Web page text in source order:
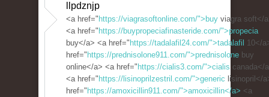
llpdznjp
<a href=" https://viagrasoftonline.com/">buy viagra soft</
<a href=" https://buypropeciafinasteride.com/">propecia
buy</a> <a href=" https://tadalafil24.com/">tadalafil 10</
href=" https://prednisolone911.com/">prednisolone buy
online</a> <a href=" https://cialis3.com/">cialis canada</
<a href=" https://lisinoprilzestril.com/">generic lisinopril</
href=" https://amoxicillin911.com/">amoxicillin</a> <a